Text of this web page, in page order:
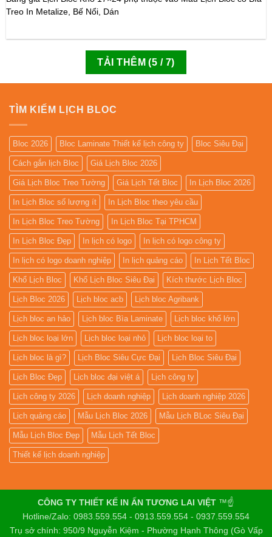
Treo In Metalize, Bế Nổi, Dán
TẢI THÊM(5 / 7)
TÌM KIẾM LỊCH BLOC
Bloc 2026 Bloc Laminate Thiết kế lịch công ty Bloc Siêu Đại
Cách gắn lịch Bloc Giá Lịch Bloc 2026
Giá Lịch Bloc Treo Tường Giá Lịch Tết Bloc In Lịch Bloc 2026
In Lịch Bloc số lượng ít In Lịch Bloc theo yêu cầu
In Lịch Bloc Treo Tường In Lịch Bloc Tại TPHCM
In Lịch Bloc Đẹp In lịch có logo In lịch có logo công ty
In lịch có logo doanh nghiệp In lịch quảng cáo In Lịch Tết Bloc
Khổ Lịch Bloc Khổ Lịch Bloc Siêu Đại Kích thước Lịch Bloc
Lịch Bloc 2026 Lịch bloc acb Lịch bloc Agribank
Lịch bloc an hảo Lịch bloc Bìa Laminate Lịch bloc khổ lớn
Lịch bloc loại lớn Lịch bloc loại nhỏ Lịch bloc loại to
Lịch bloc là gì? Lịch Bloc Siêu Cực Đại Lịch Bloc Siêu Đại
Lịch Bloc Đẹp Lịch bloc đại việt á Lịch công ty
Lịch công ty 2026 Lịch doanh nghiệp Lịch doanh nghiệp 2026
Lịch quảng cáo Mẫu Lịch Bloc 2026 Mẫu Lịch BLoc Siêu Đại
Mẫu Lịch Bloc Đẹp Mẫu Lịch Tết Bloc
Thiết kế lịch doanh nghiệp
CÔNG TY THIẾT KẾ IN ẤN TƯƠNG LAI VIỆT ™☝️
Hotline/Zalo: 0983.559.554 - 0913.559.554 - 0937.559.554
Trụ sở chính: 950/9 Nguyễn Kiệm - Phường Hạnh Thông (Gò Vấp